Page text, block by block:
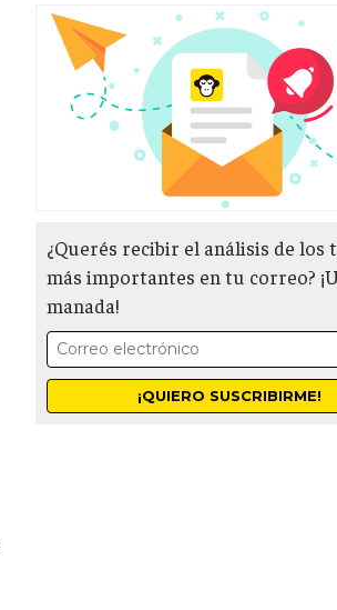
¿Querés recibir el análisis de los
más importantes en tu correo?
manada!